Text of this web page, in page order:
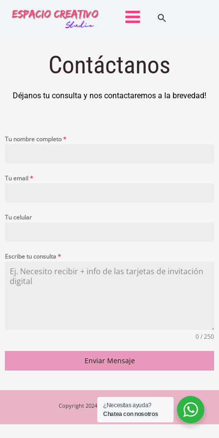
Buscar
Contáctanos
Déjanos tu consulta y nos contactaremos a la brevedad!
Tu nombre completo*
Tu email*
Tu celular
Escribe tu consulta*
0 / 250
Enviar Mensaje
Copyright 2024- Espacio Creativo Studio
¿Necesitas ayuda?
Chatea con nosotros